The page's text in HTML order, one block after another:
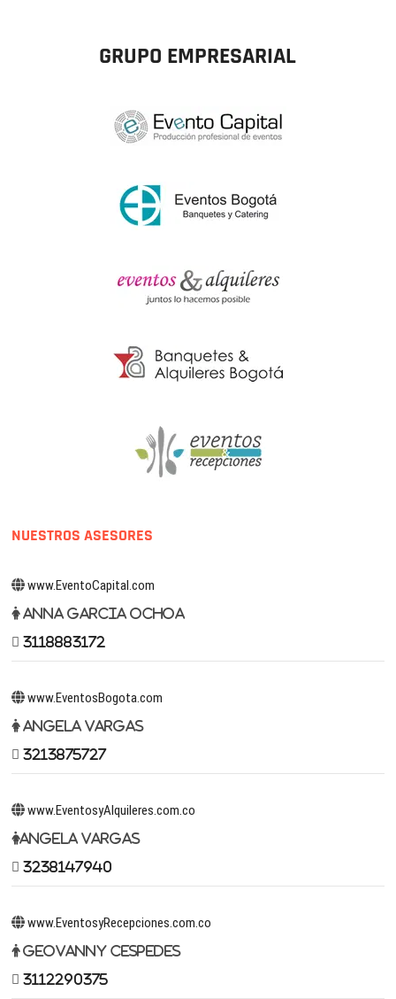
GRUPO EMPRESARIAL
NUESTROS ASESORES
www.EventoCapital.com
Anna Garcia Ochoa
3118883172
www.EventosBogota.com
Angela Vargas
3213875727
www.EventosyAlquileres.com.co
Angela Vargas
3238147940
www.EventosyRecepciones.com.co
Geovanny Cespedes
3112290375